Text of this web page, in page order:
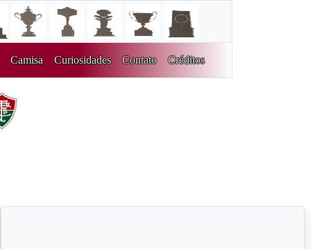
Camisa Curiosidades Contato Créditos